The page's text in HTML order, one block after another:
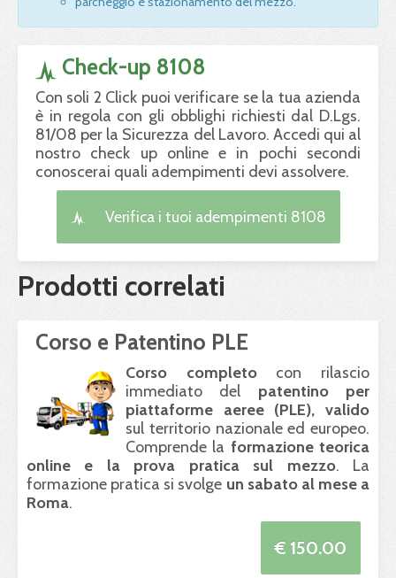
Check-up 8108
Con soli 2 Click puoi verificare se la tua azienda
è in regola con gli obblighi richiesti dal D.Lgs.
81/08 per la Sicurezza del Lavoro. Accedi qui al
nostro check up online e in pochi secondi
conoscerai quali adempimenti devi assolvere.
Verifica i tuoi adempimenti 8108
Prodotti correlati
Corso e Patentino PLE
Corso completocon rilascio
immediato del patentino per
piattaforme aeree (PLE), valido
sul territorio nazionale ed europeo.
Comprende la formazione teorica
online e la prova pratica sul mezzo. La
formazione pratica si svolge un sabato al mese a
Roma.
€ 150.00